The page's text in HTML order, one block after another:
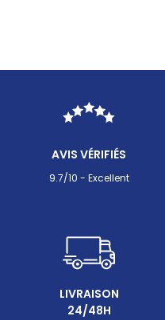
AVIS VÉRIFIÉS
9.7/10 - Excellent
LIVRAISON
24/48H